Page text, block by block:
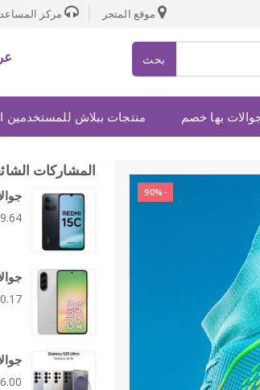
موقع المتجر مركز
بحث
بها خصم منتجات ببلاش للمستخدمين
-90%
المشاركات
519.64